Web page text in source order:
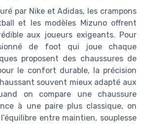
par Nike et Adidas, les crampons
et les modèles Mizuno offrent
aux joueurs exigeants. Pour
de foot qui joue chaque
proposent des chaussures de
le confort durable, la précision
souvent mieux adapté aux
on compare une chaussure
à une paire plus classique, on
entre maintien, souplesse